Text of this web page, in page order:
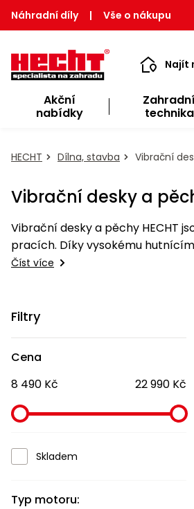
Náhradní díly | Vše o nákupu
Najít
Akční
nabídky
Zahradní
technika
HECHT Dílna, stavba Vibrační
Vibrační desky a
Vibrační desky a pěchy HECHT
pracích. Díky vysokému
Číst více
Filtry
Cena
8 490 Kč
22 990 Kč
Skladem
Typ motoru: